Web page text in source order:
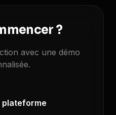
?
avec une démo
plateforme